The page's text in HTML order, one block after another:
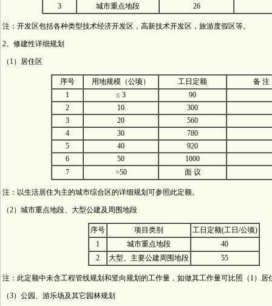
3 城市重点地段 26
注：开发区包括各种类型技术经济开发区，高新技术开发区，旅游度假区等。
2、修建性详细规划
（1）居住区
序号 用地规模（公顷） 工日定额
备 注
1
≤ 3
90
2
10
300
3
20
560
4
30
780
5
40
920
6
50
1000
7
>50 面 议
注：以生活居住为主的城市综合区的详细规划可参照此定额。
（2）城市重点地段、大型公建及周围地段
序号 项目类别
工日定额(工日/公顷)
1
城市重点地段
40
2
大型、主要公建周围地段 55
注：此定额中未含工程管线规划和竖向规划的工作量，如做其工作量可比照（1）居
（3）公园、游乐场及其它园林规划